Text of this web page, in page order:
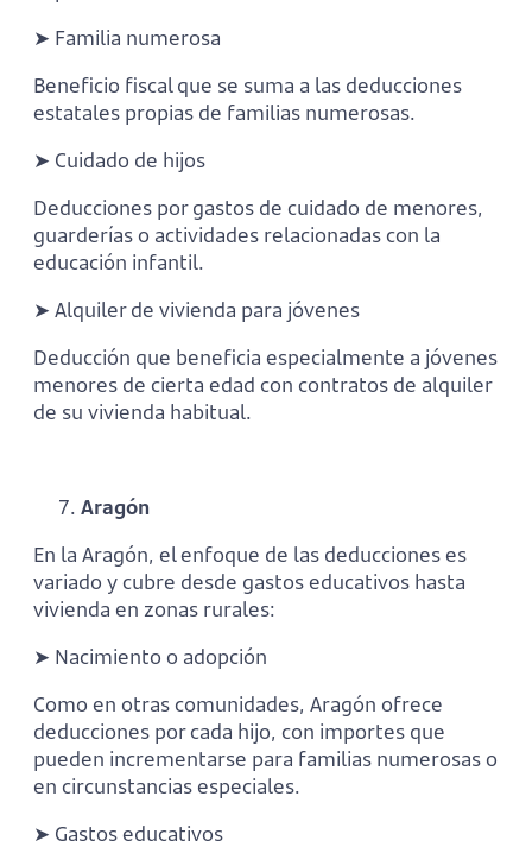
➤ Familia numerosa
Beneficio fiscal que se suma a las deducciones
estatales propias de familias numerosas.
➤ Cuidado de hijos
Deducciones por gastos de cuidado de menores,
guarderías o actividades relacionadas con la
educación infantil.
➤ Alquiler de vivienda para jóvenes
Deducción que beneficia especialmente a jóvenes
menores de cierta edad con contratos de alquiler
de su vivienda habitual.
Aragón
En la Aragón, el enfoque de las deducciones es
variado y cubre desde gastos educativos hasta
vivienda en zonas rurales:
➤ Nacimiento o adopción
Como en otras comunidades, Aragón ofrece
deducciones por cada hijo, con importes que
pueden incrementarse para familias numerosas o
en circunstancias especiales.
➤ Gastos educativos